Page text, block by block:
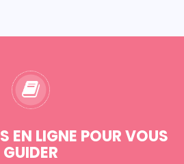
EN LIGNE POUR VOUS
GUIDER